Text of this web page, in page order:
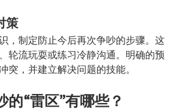
策
，制定防止今后再次争吵的步骤。这
轮流玩耍或练习冷静沟通。明确的预
突，并建立解决问题的技能。
的“雷区”有哪些？